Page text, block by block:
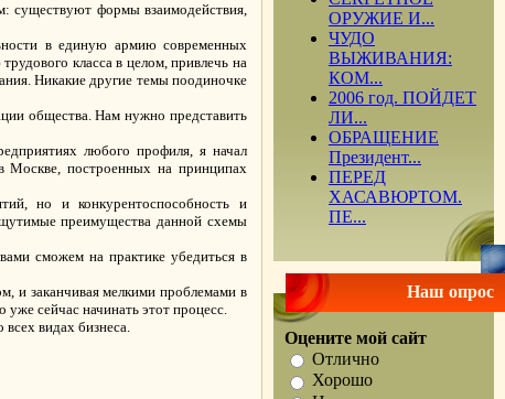
существуют формы взаимодействия,
в единую армию современных
класса в целом, привлечь на
Никакие другие темы поодиночке
общества. Нам нужно представить
любого профиля, я начал
Москве, построенных на принципах
но и конкурентоспособность и
преимущества данной схемы
сможем на практике убедиться в
и заканчивая мелкими проблемами в
сейчас начинать этот процесс.
видах бизнеса.
ОРУЖИЕ И...
ЧУДО
ВЫЖИВАНИЯ:
КОМ...
2006 год. ПОЙДЕТ
ЛИ...
ОБРАЩЕНИЕ
Президент...
ПЕРЕД
ХАСАВЮРТОМ.
ПЕ...
Наш опрос
Оцените мой сайт
Отлично
Хорошо